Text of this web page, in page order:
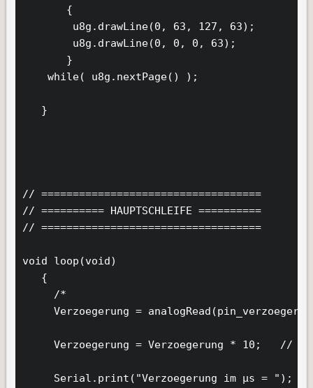
       {
        u8g.drawLine(0, 63, 127, 63);
        u8g.drawLine(0, 0, 0, 63);
       }
    while( u8g.nextPage() );
   }
// ===================================
// ========== HAUPTSCHLEIFE ==========
// ===================================
void loop(void)
   {
     /*
Verzoegerung =
Verzoegerung = Verzoegerung * 10;   //
     Serial.print("Verzoegerung im µs = ");